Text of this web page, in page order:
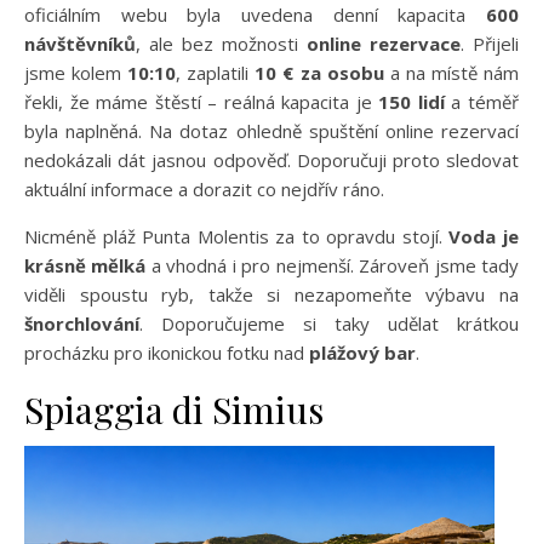
oficiálním webu byla uvedena denní kapacita 600
návštěvníků, ale bez možnosti online rezervace. Přijeli
jsme kolem 10:10, zaplatili 10 € za osobua na místě nám
řekli, že máme štěstí – reálná kapacita je 150 lidía téměř
byla naplněná. Na dotaz ohledně spuštění online rezervací
nedokázali dát jasnou odpověď. Doporučuji proto sledovat
aktuální informace a dorazit co nejdřív ráno.
Nicméně pláž Punta Molentis za to opravdu stojí.Voda je
krásně mělká a vhodná i pro nejmenší. Zároveň jsme tady
viděli spoustu ryb, takže si nezapomeňte výbavu na
šnorchlování. Doporučujeme si taky udělat krátkou
procházku pro ikonickou fotku nad plážový bar.
Spiaggia di Simius